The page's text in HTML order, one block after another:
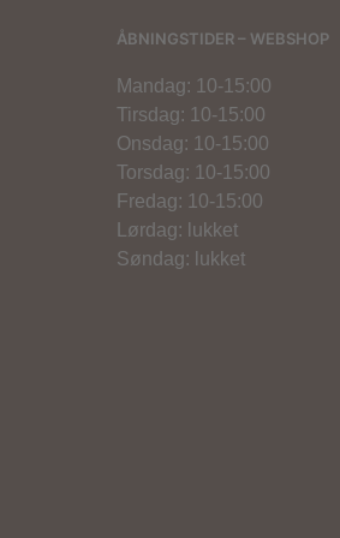
ÅBNINGSTIDER – WEBSHOP
Mandag: 10-15:00
Tirsdag: 10-15:00
Onsdag: 10-15:00
Torsdag: 10-15:00
Fredag: 10-15:00
Lørdag: lukket
Søndag: lukket